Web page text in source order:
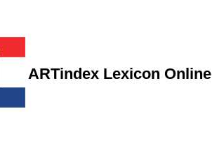
ARTindex Lexicon Online